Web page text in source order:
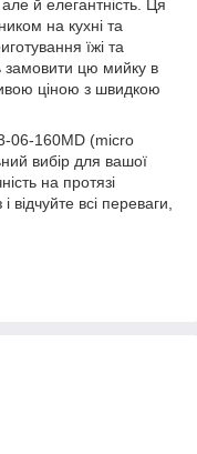
й елегантність. Ця
на кухні та
їжі та
замовити цю мийку в
ціною з швидкою
06-160MD (micro
вибір для вашої
на протязі
відчуйте всі переваги,